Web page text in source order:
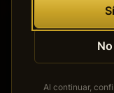
Al continuar,
Se está
obras y